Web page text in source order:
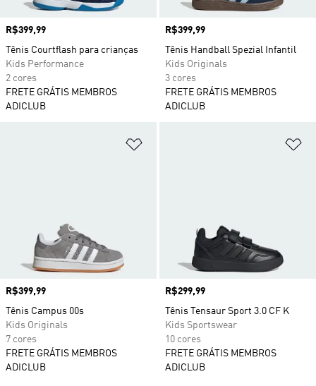
Preço
R$399,99
Tênis Courtflash para crianças
Kids Performance
2 cores
FRETE GRÁTIS MEMBROS
ADICLUB
Preço
R$399,99
Tênis Handball Spezial Infantil
Kids Originals
3 cores
FRETE GRÁTIS MEMBROS
ADICLUB
Preço
R$399,99
Tênis Campus 00s
Kids Originals
7 cores
FRETE GRÁTIS MEMBROS
ADICLUB
Preço
R$299,99
Tênis Tensaur Sport 3.0 CF K
Kids Sportswear
10 cores
FRETE GRÁTIS MEMBROS
ADICLUB